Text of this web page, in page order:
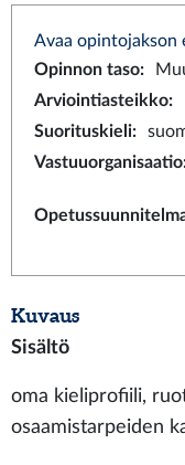
Avaa opintojakson
Opinnon taso:
Arviointiasteikko:
Suorituskieli:
Vastuuorganisaatio
Kuvaus
Sisältö
oma kieliprofiili,
osaamistarpeiden